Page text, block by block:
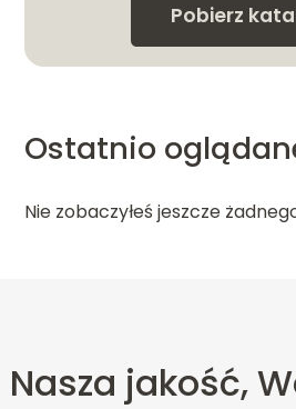
Pobierz
Ostatnio
Nie zobaczyłeś jeszcze
Nasza jakość,